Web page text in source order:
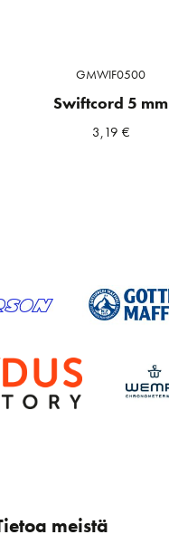
GMWIF0500
Swiftcord 5 mm
3,19 €
meistä